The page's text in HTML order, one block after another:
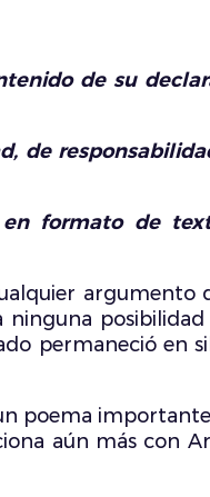
de su
de
formato de
argumento
permaneció en
poema
aún más con